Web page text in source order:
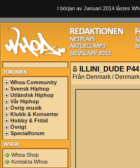
I början av Januari 2014 låstes
Whoa Community
Svensk Hiphop
Utländsk Hiphop
Vår Hiphop
Övrig musik
Klubb & Konserter
Hobby & Fritid
Övrigt
Specialforum
Whoa Shop
Kontakta Whoa
ILLINI_DUDE P44
Från Denmark / Denmark